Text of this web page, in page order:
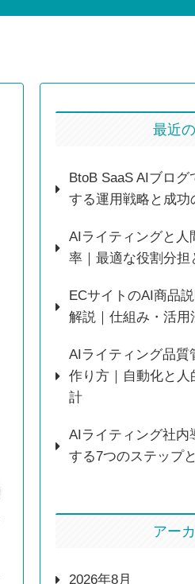
最近
BtoB SaaS AIブロ
する運用戦略と成功
AIライティングと人
率｜最適な役割分
ECサイトのAI商品
解説｜仕組み・活
AIライティング品質
作り方｜自動化と
計
AIライティング社内
する7つのステップ
アー
2026年8月